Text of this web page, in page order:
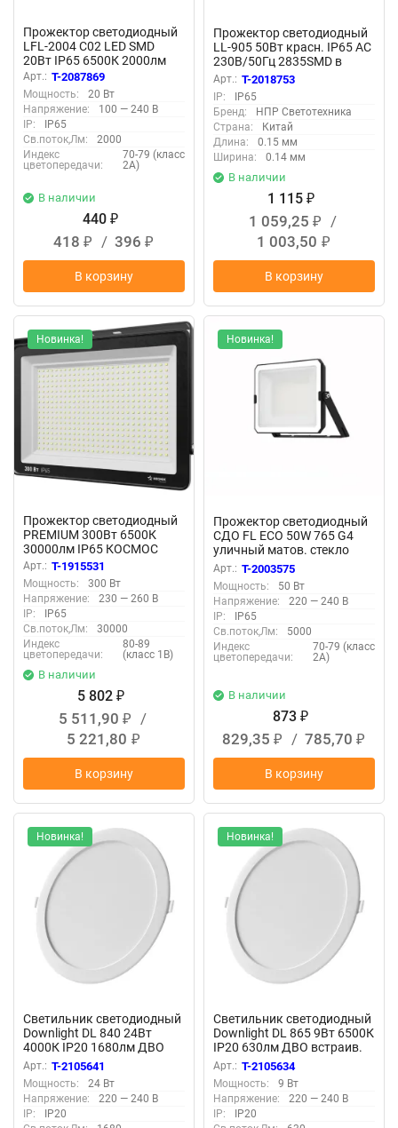
Прожектор светодиодный
LFL-2004 C02 LED SMD
20Вт IP65 6500К 2000лм
230В 113х102х24 черн.
Camelion 16330
Арт.: T-2087869
Мощность:
20 Вт
Напряжение:
100 — 240 В
IP:
IP65
Св.поток,Лм:
2000
Индекс
цветопередачи:
70-79 (класс
2А)
В наличии
440 ₽
418 ₽ / 396 ₽
В корзину
Прожектор светодиодный
LL-905 50Вт красн. IP65 AC
230В/50Гц 2835SMD в
компактном корпусе черн.
FERON 41520
Арт.: T-2018753
IP:
IP65
Бренд:
НПР Светотехника
Страна:
Китай
Длина:
0.15 мм
Ширина:
0.14 мм
В наличии
1 115 ₽
1 059,25 ₽
/
1 003,50 ₽
В корзину
Новинка!
Прожектор светодиодный
PREMIUM 300Вт 6500К
30000лм IP65 КОСМОС
KOS_PR_LED_300
Арт.: T-1915531
Мощность:
300 Вт
Напряжение:
230 — 260 В
IP:
IP65
Св.поток,Лм:
30000
Индекс
цветопередачи:
80-89
(класс 1В)
В наличии
5 802 ₽
5 511,90 ₽
/
5 221,80 ₽
В корзину
Новинка!
Прожектор светодиодный
СДО FL ECO 50W 765 G4
уличный матов. стекло
алюм. черн. LEDVANCE
4099854400131
Арт.: T-2003575
Мощность:
50 Вт
Напряжение:
220 — 240 В
IP:
IP65
Св.поток,Лм:
5000
Индекс
цветопередачи:
70-79 (класс
2А)
В наличии
873 ₽
829,35 ₽ / 785,70 ₽
В корзину
Новинка!
Светильник светодиодный
Downlight DL 840 24Вт
4000К IP20 1680лм ДВО
встраив. даунлайт круглый
бел. LEDVANCE
4607194235582
Арт.: T-2105641
Мощность:
24 Вт
Напряжение:
220 — 240 В
IP:
IP20
Новинка!
Светильник светодиодный
Downlight DL 865 9Вт 6500К
IP20 630лм ДВО встраив.
даунлайт круглый бел.
LEDVANCE 4607194235506
Арт.: T-2105634
Мощность:
9 Вт
Напряжение:
220 — 240 В
IP:
IP20